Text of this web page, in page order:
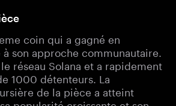
coin qui a gagné en
son approche communautaire.
réseau Solana et a rapidement
1000 détenteurs. La
de la pièce a atteint